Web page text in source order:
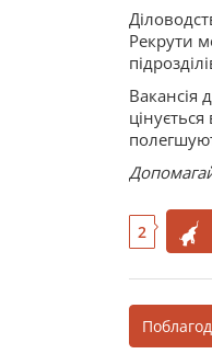
Рекрути
Вакансія
2